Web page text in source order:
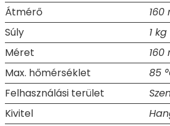
Átmérő
160
Súly
1 kg
Méret
160
Max. hőmérséklet
85
Felhasználási terület
Kivitel